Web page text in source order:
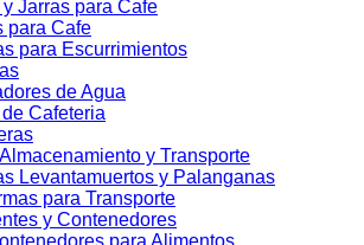
y Jarras para Cafe
para Cafe
para Escurrimientos
de Agua
Cafeteria
y Transporte
Levantamuertos y Palanganas
para Transporte
y Contenedores
para Alimentos